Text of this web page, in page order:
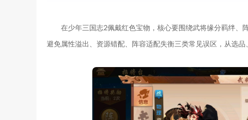
在少年三国志2佩戴红色宝物，核心要围绕武将缘分羁绊、
避免属性溢出、资源错配、阵容适配失衡三类常见误区，从选